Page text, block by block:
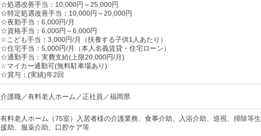
☆処遇改善手当：10,000円～25,000円
☆特定処遇改善手当：10,000円～20,000円
☆夜勤手当：6,000円/月
☆資格手当：6,000円～6,000円
☆こども手当：3,000円/月（扶養する子供1人あたり）
☆住宅手当：5,000円/月（本人名義賃貸・住宅ローン）
☆通勤手当：実費支給(上限20,000円/月)
☆マイカー通勤可(無料駐車場あり)
☆賞与：(実績)年2回
介護職／有料老人ホーム／正社員／福岡県
有料老人ホーム（75室）入居者様の介護業務、食事介助、入浴介助、巡視、掃除等
援助、服薬介助、口腔ケア等